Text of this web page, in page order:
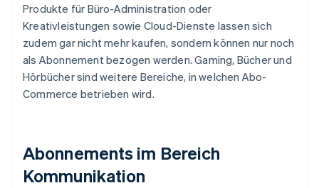
Produkte für Büro-Administration oder
Kreativleistungen sowie Cloud-Dienste lassen sich
zudem gar nicht mehr kaufen, sondern können nur noch
als Abonnement bezogen werden. Gaming, Bücher und
Hörbücher sind weitere Bereiche, in welchen Abo-
Commerce betrieben wird.
Abonnements im Bereich
Kommunikation